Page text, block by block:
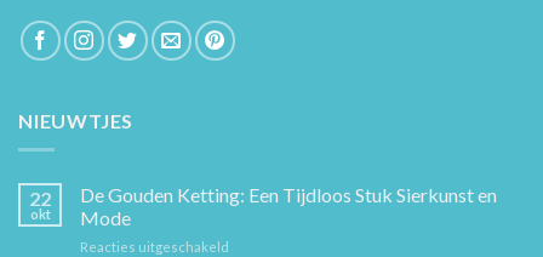
NIEUWTJES
22
okt
De Gouden Ketting: Een Tijdloos Stuk Sierkunst en
Mode
Reacties uitgeschakeld